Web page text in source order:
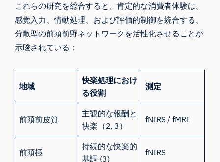
これらの研究を総合すると、肯定的な消費者体験は、
感覚入力、情動処理、および評価的制御を統合する、
分散型の前頭前野ネットワークを活性化させることが
示唆されている：
地域
快楽処理におけ
る役割
測定
前頭前皮質
主観的な報酬と
快楽（2, 3）
fNIRS / fMRI
前頭極
持続的な快楽的
基調 (3)
fNIRS